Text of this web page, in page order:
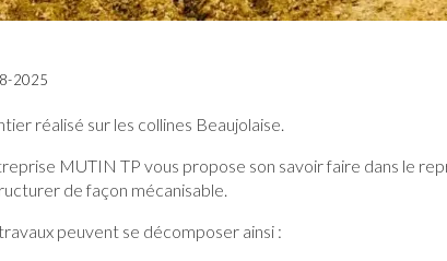
2025
réalisé sur les collines Beaujolaise.
MUTIN TP vous propose son savoir faire dans le
de façon mécanisable.
peuvent se décomposer ainsi :